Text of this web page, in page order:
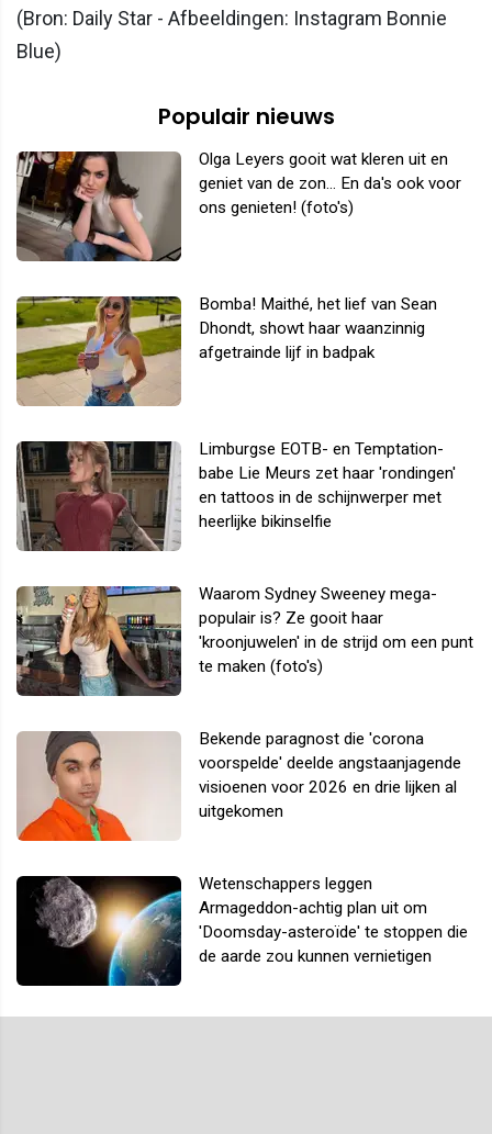
(Bron: Daily Star - Afbeeldingen: Instagram Bonnie
Blue)
Populair nieuws
Olga Leyers gooit wat kleren uit en
geniet van de zon... En da's ook voor
ons genieten! (foto's)
Bomba! Maithé, het lief van Sean
Dhondt, showt haar waanzinnig
afgetrainde lijf in badpak
Limburgse EOTB- en Temptation-
babe Lie Meurs zet haar 'rondingen'
en tattoos in de schijnwerper met
heerlijke bikinselfie
Waarom Sydney Sweeney mega-
populair is? Ze gooit haar
'kroonjuwelen' in de strijd om een punt
te maken (foto's)
Bekende paragnost die 'corona
voorspelde' deelde angstaanjagende
visioenen voor 2026 en drie lijken al
uitgekomen
Wetenschappers leggen
Armageddon-achtig plan uit om
'Doomsday-asteroïde' te stoppen die
de aarde zou kunnen vernietigen